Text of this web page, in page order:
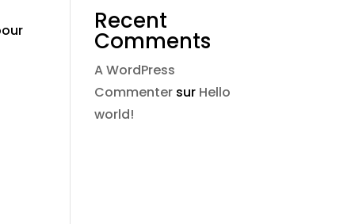
Recent
Comments
A WordPress
Commenter sur Hello
world!